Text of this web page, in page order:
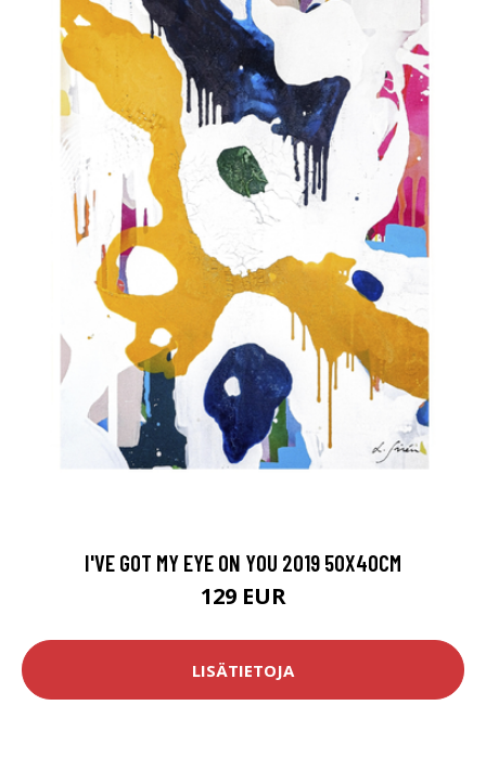
I'VE GOT MY EYE ON YOU 2019 50X40CM
129 EUR
LISÄTIETOJA